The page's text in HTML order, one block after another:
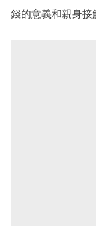
錢的意義和親身接